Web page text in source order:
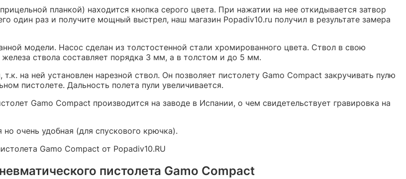
планкой) находится кнопка серого цвета. При нажатии на нее откидывается затвор
один раз и получите мощный выстрел, наш магазин Popadiv10.ru получил в результате замера
модели. Насос сделан из толстостенной стали хромированного цвета. Ствол в свою
ствола составляет порядка 3 мм, а в толстом и до 5 мм.
на ней установлен нарезной ствол. Он позволяет пистолету Gamo Compact закручивать пулю
пистолете. Дальность полета пули увеличивается.
Gamo Compact производится на заводе в Испании, о чем свидетельствует гравировка на
очень удобная (для спускового крючка).
Gamo Compact от Popadiv10.RU
пистолета Gamo Compact